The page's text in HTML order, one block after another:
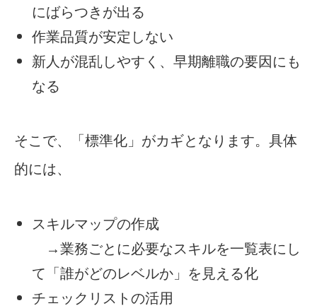
にばらつきが出る
作業品質が安定しない
新人が混乱しやすく、早期離職の要因にも
なる
そこで、「標準化」がカギとなります。具体
的には、
スキルマップの作成
→業務ごとに必要なスキルを一覧表にし
て「誰がどのレベルか」を見える化
チェックリストの活用